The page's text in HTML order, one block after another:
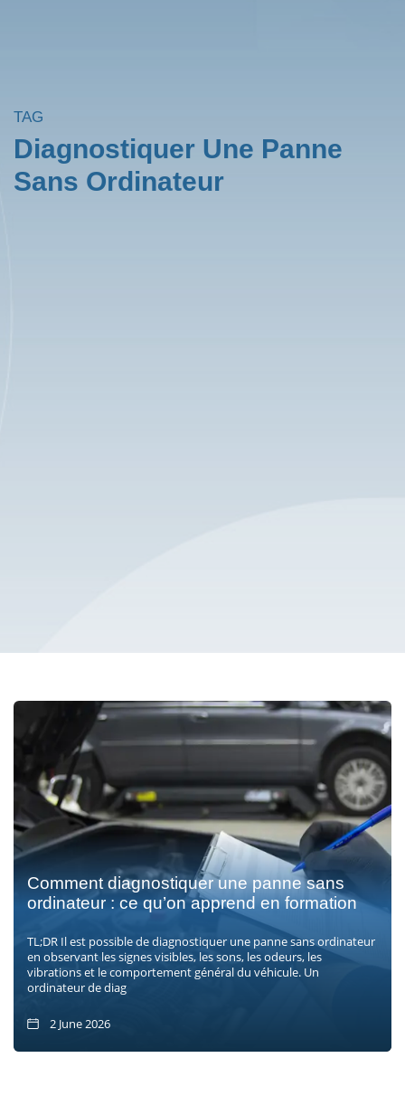
TAG
Diagnostiquer Une Panne
Sans Ordinateur
Comment diagnostiquer une panne sans
ordinateur : ce qu’on apprend en formation
TL;DR Il est possible de diagnostiquer une panne sans ordinateur
en observant les signes visibles, les sons, les odeurs, les
vibrations et le comportement général du véhicule. Un
ordinateur de diag
2 June 2026